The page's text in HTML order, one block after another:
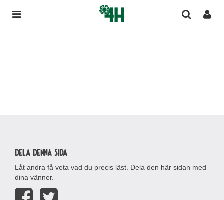
Dela denna sida
Låt andra få veta vad du precis läst. Dela den här sidan med
dina vänner.